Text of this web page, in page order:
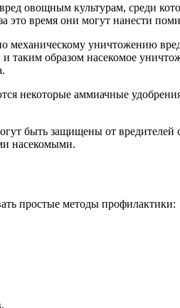
овощным культурам, среди
это время они могут нанести
уничтожению
таким образом насекомое
некоторые аммиачные
быть защищены от
насекомыми.
простые методы профилактики: